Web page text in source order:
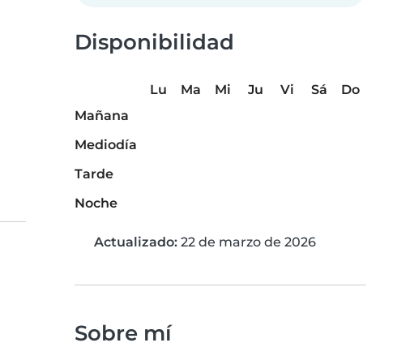
Disponibilidad
Lu Ma Mi Ju Vi Sá
Do
Mañana
Mediodía
Tarde
Noche
Actualizado: 22 de marzo de 2026
Sobre mí